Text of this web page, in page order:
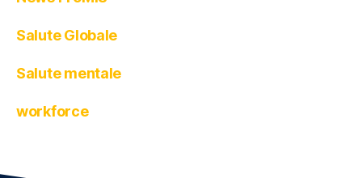
Salute Globale
Salute mentale
workforce